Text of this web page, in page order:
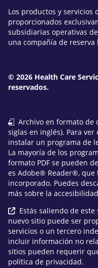
Los productos y servicios
proporcionados
subsidiarias operativas
una compañía de reserva
© 2026 Health Care
reservados.
Archivo en formato de
siglas en inglés). Para
instalar un programa de
La mayoría de los
formato PDF se pueden
es Adobe® Reader®,
incorporado. Puedes
más sobre la
Estás saliendo de este
nuevo sitio puede ser
servicios o un tercero
incluir información no
sitios pueden requerir
política de privacidad.